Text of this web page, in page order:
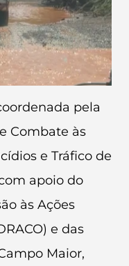
pela
Combate às
e Tráfico de
apoio do
às Ações
e das
Maior,